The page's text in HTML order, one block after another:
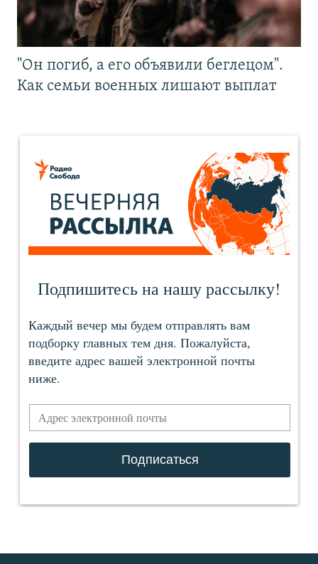
"Он погиб, а его объявили беглецом".
Как семьи военных лишают выплат